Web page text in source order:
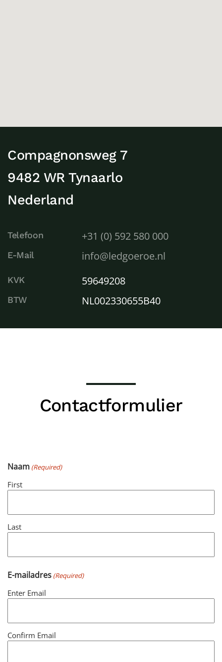
Compagnonsweg 7
9482 WR Tynaarlo
Nederland
Telefoon +31 (0) 592 580 000
E-Mail info@ledgoeroe.nl
KVK 59649208
BTW NL002330655B40
Contactformulier
Naam (Required)
First
Last
E-mailadres (Required)
Enter Email
Confirm Email